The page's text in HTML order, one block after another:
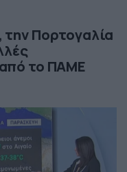
Πορτογαλία
από το ΠΑΜΕ